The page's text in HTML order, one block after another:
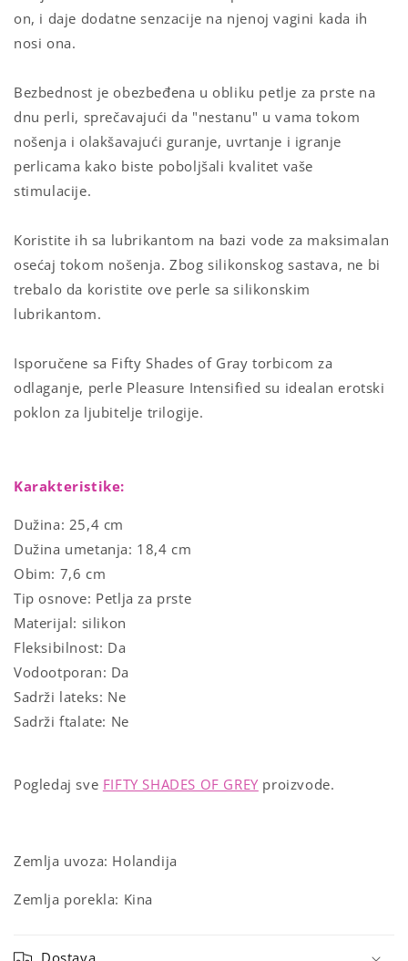
on, i daje dodatne senzacije na njenoj vagini kada ih
nosi ona.
Bezbednost je obezbeđena u obliku petlje za prste na
dnu perli, sprečavajući da "nestanu" u vama tokom
nošenja i olakšavajući guranje, uvrtanje i igranje
perlicama kako biste poboljšali kvalitet vaše
stimulacije.
Koristite ih sa lubrikantom na bazi vode za maksimalan
osećaj tokom nošenja. Zbog silikonskog sastava, ne bi
trebalo da koristite ove perle sa silikonskim
lubrikantom.
Isporučene sa Fifty Shades of Gray torbicom za
odlaganje, perle Pleasure Intensified su idealan erotski
poklon za ljubitelje trilogije.
Karakteristike:
Dužina: 25,4 cm
Dužina umetanja: 18,4 cm
Obim: 7,6 cm
Tip osnove: Petlja za prste
Materijal: silikon
Fleksibilnost: Da
Vodootporan: Da
Sadrži lateks: Ne
Sadrži ftalate: Ne
Pogledajsve FIFTY SHADES OF GREYproizvode.
Zemlja uvoza: Holandija
Zemlja porekla: Kina
Dostava